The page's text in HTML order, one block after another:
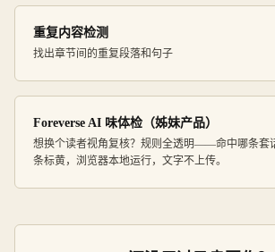
重复内容检测
找出章节间的重复段落和句子
Foreverse AI 味体检（姊妹产品）
想换个读者视角复核？规则全透明——命中哪条套
条标黄，浏览器本地运行，文字不上传。